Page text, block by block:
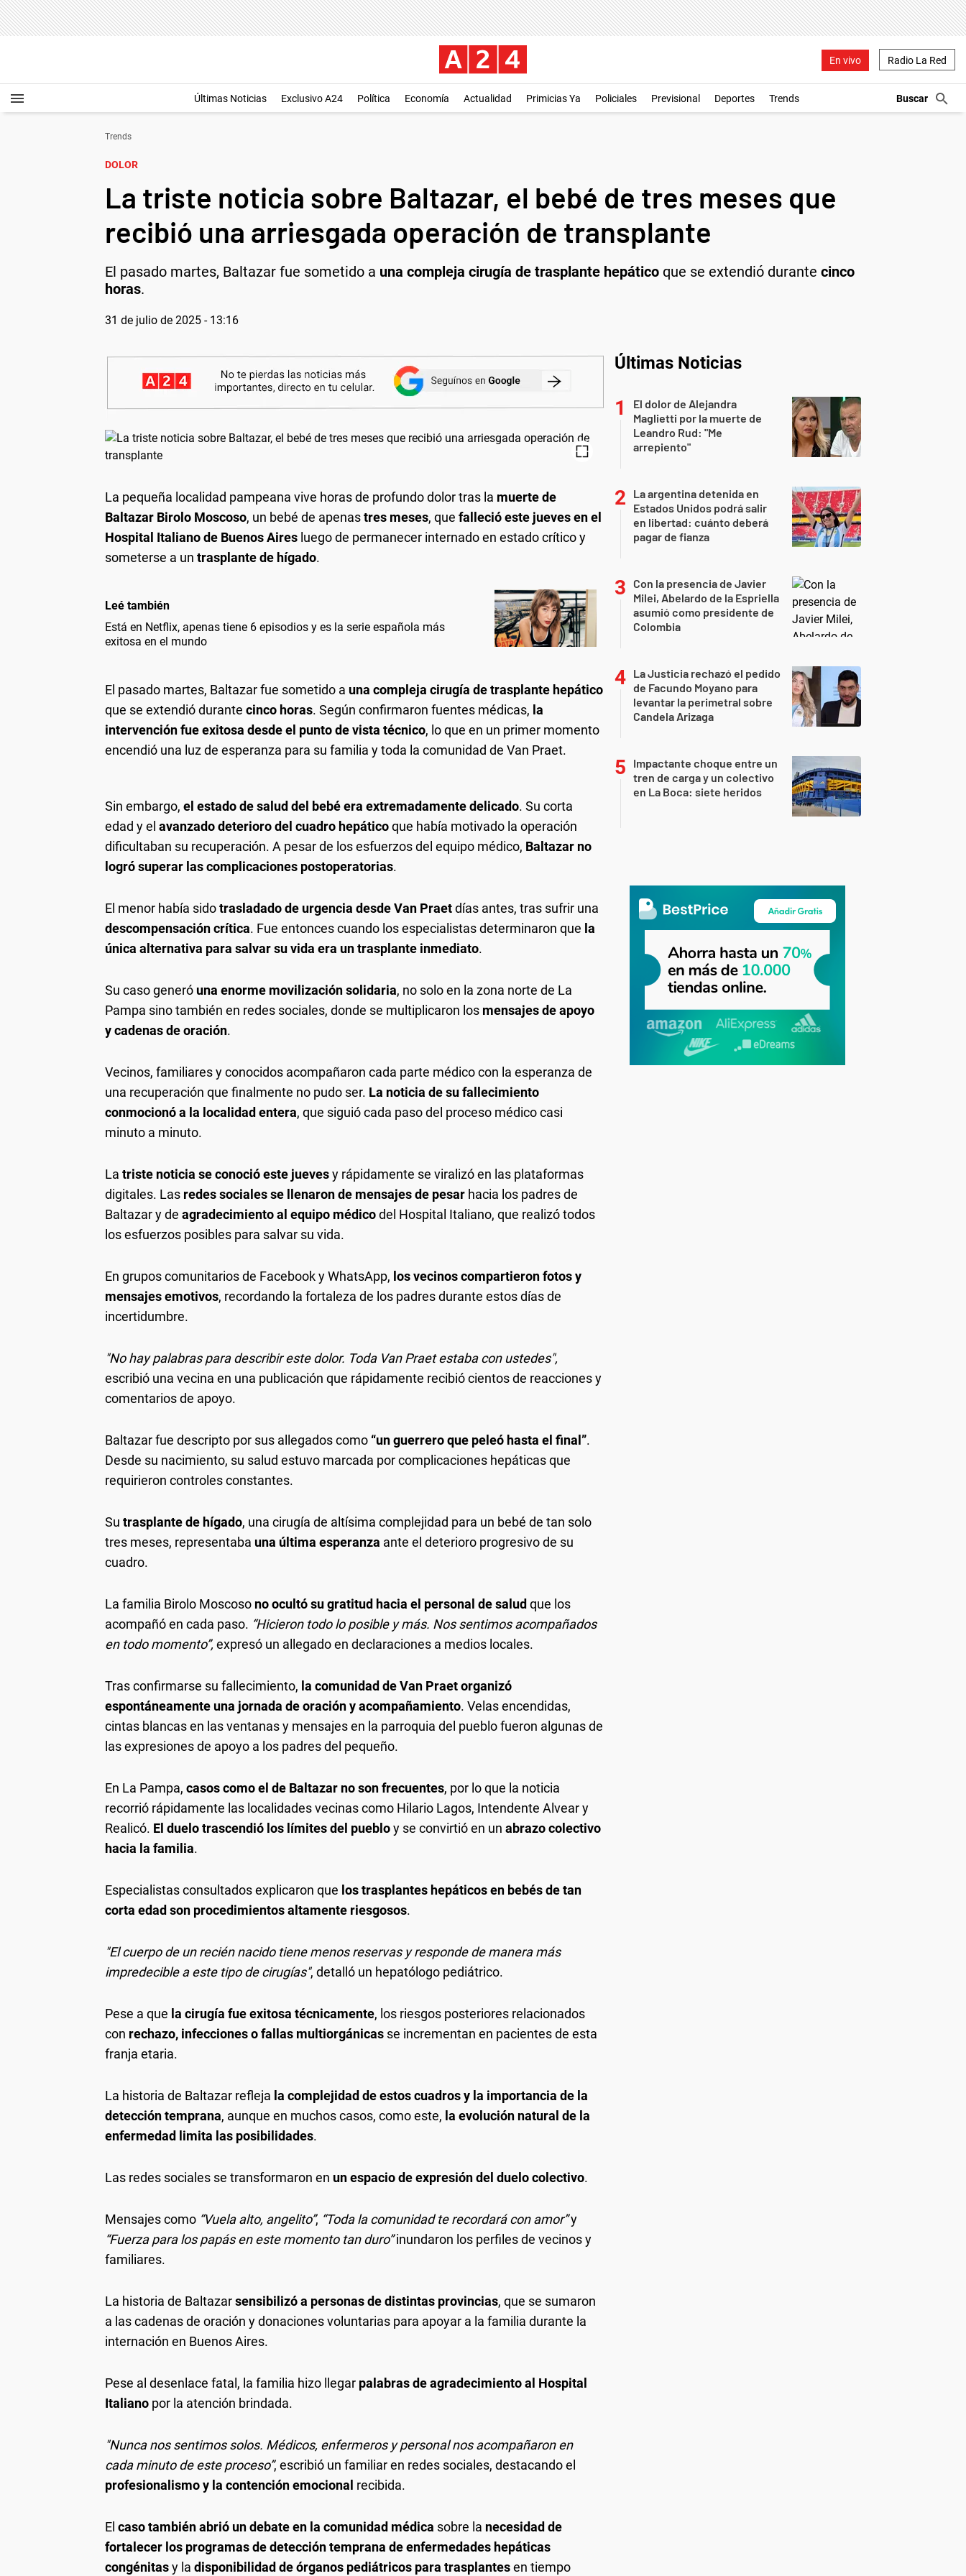
En vivo Radio La Red
Últimas Noticias Exclusivo A24 Política Economía Actualidad Primicias Ya Policiales Previsional Deportes Trends
Trends
DOLOR
La triste noticia sobre Baltazar, el bebé de tres meses que
recibió una arriesgada operación de transplante
El pasado martes, Baltazar fue sometido a una compleja cirugía de trasplante hepático que se extendió durante cinco
horas.
31 de julio de 2025 - 13:16
La pequeña localidad pampeana vive horas de profundo dolor tras la muerte de
Baltazar Birolo Moscoso, un bebé de apenastres meses, que falleció este jueves en el
Hospital Italiano de Buenos Aires luego de permanecer internado en estado crítico y
someterse a un trasplante de hígado.
Leé también
Está en Netflix, apenas tiene 6 episodios y es la serie española más
exitosa en el mundo
El pasado martes, Baltazar fue sometido a una compleja cirugía de trasplante hepático
que se extendió durante cinco horas. Según confirmaron fuentes médicas, la
intervención fue exitosa desde el punto de vista técnico, lo que en un primer momento
encendió una luz de esperanza para su familia y toda la comunidad de Van Praet.
Sin embargo, el estado de salud del bebé era extremadamente delicado. Su corta
edad y el avanzado deterioro del cuadro hepáticoque había motivado la operación
dificultaban su recuperación. A pesar de los esfuerzos del equipo médico, Baltazar no
logró superar las complicaciones postoperatorias.
El menor había sidotrasladado de urgencia desde Van Praetdías antes, tras sufrir una
descompensación crítica. Fue entonces cuando los especialistas determinaron que la
única alternativa para salvar su vida era un trasplante inmediato.
Su caso generó una enorme movilización solidaria, no solo en la zona norte de La
Pampa sino también en redes sociales, donde se multiplicaron los mensajes de apoyo
y cadenas de oración.
Vecinos, familiares y conocidos acompañaron cada parte médico con la esperanza de
una recuperación que finalmente no pudo ser. La noticia de su fallecimiento
conmocionó a la localidad entera, que siguió cada paso del proceso médico casi
minuto a minuto.
La triste noticia se conoció este juevesy rápidamente se viralizó en las plataformas
digitales. Las redes sociales se llenaron de mensajes de pesar hacia los padres de
Baltazar y de agradecimiento al equipo médicodel Hospital Italiano, que realizó todos
los esfuerzos posibles para salvar su vida.
En grupos comunitarios de Facebook y WhatsApp, los vecinos compartieron fotos y
mensajes emotivos, recordando la fortaleza de los padres durante estos días de
incertidumbre.
"No hay palabras para describir este dolor. Toda Van Praet estaba con ustedes",
escribió una vecina en una publicación que rápidamente recibió cientos de reacciones y
comentarios de apoyo.
Baltazar fue descripto por sus allegados como “un guerrero que peleó hasta el final”.
Desde su nacimiento, su salud estuvo marcada por complicaciones hepáticas que
requirieron controles constantes.
Su trasplante de hígado, una cirugía de altísima complejidad para un bebé de tan solo
tres meses, representaba una última esperanza ante el deterioro progresivo de su
cuadro.
La familia Birolo Moscoso no ocultó su gratitud hacia el personal de salud que los
acompañó en cada paso. “Hicieron todo lo posible y más. Nos sentimos acompañados
en todo momento”, expresó un allegado en declaraciones a medios locales.
Tras confirmarse su fallecimiento, la comunidad de Van Praet organizó
espontáneamente una jornada de oración y acompañamiento. Velas encendidas,
cintas blancas en las ventanas y mensajes en la parroquia del pueblo fueron algunas de
las expresiones de apoyo a los padres del pequeño.
En La Pampa, casos como el de Baltazar no son frecuentes, por lo que la noticia
recorrió rápidamente las localidades vecinas como Hilario Lagos, Intendente Alvear y
Realicó. El duelo trascendió los límites del puebloy se convirtió en un abrazo colectivo
hacia la familia.
Especialistas consultados explicaron que los trasplantes hepáticos en bebés de tan
corta edad son procedimientos altamente riesgosos.
"El cuerpo de un recién nacido tiene menos reservas y responde de manera más
impredecible a este tipo de cirugías", detalló un hepatólogo pediátrico.
Pese a que la cirugía fue exitosa técnicamente, los riesgos posteriores relacionados
con rechazo, infecciones o fallas multiorgánicas se incrementan en pacientes de esta
franja etaria.
La historia de Baltazar refleja la complejidad de estos cuadros y la importancia de la
detección temprana, aunque en muchos casos, como este, la evolución natural de la
enfermedad limita las posibilidades.
Las redes sociales se transformaron en un espacio de expresión del duelo colectivo.
Mensajes como “Vuela alto, angelito”, “Toda la comunidad te recordará con amor”y
“Fuerza para los papás en este momento tan duro”inundaron los perfiles de vecinos y
familiares.
La historia de Baltazarsensibilizó a personas de distintas provincias, que se sumaron
a las cadenas de oración y donaciones voluntarias para apoyar a la familia durante la
internación en Buenos Aires.
Pese al desenlace fatal, la familia hizo llegar palabras de agradecimiento al Hospital
Italiano por la atención brindada.
"Nunca nos sentimos solos. Médicos, enfermeros y personal nos acompañaron en
cada minuto de este proceso”, escribió un familiar en redes sociales, destacando el
profesionalismo y la contención emocional recibida.
El caso también abrió un debate en la comunidad médica sobre la necesidad de
fortalecer los programas de detección temprana de enfermedades hepáticas
congénitasy la disponibilidad de órganos pediátricos para trasplantesen tiempo
Últimas Noticias
El dolor de Alejandra
Maglietti por la muerte de
Leandro Rud: "Me
arrepiento"
La argentina detenida en
Estados Unidos podrá salir
en libertad: cuánto deberá
pagar de fianza
Con la presencia de Javier
Milei, Abelardo de la Espriella
asumió como presidente de
Colombia
La Justicia rechazó el pedido
de Facundo Moyano para
levantar la perimetral sobre
Candela Arizaga
Impactante choque entre un
tren de carga y un colectivo
en La Boca: siete heridos